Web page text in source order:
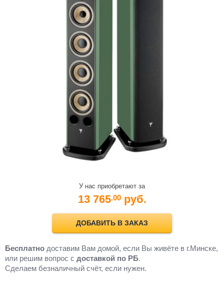
У нас приобретают за
13 765.00 руб.
ДОБАВИТЬ В ЗАКАЗ
Бесплатно доставим Вам домой, если Вы живёте в г.Минске,
или решим вопрос с доставкой по РБ.
Cделаем безналичный счёт, если нужен.